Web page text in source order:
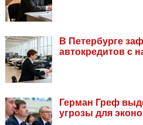
В Петербурге
автокредитов с
Герман Греф
угрозы для